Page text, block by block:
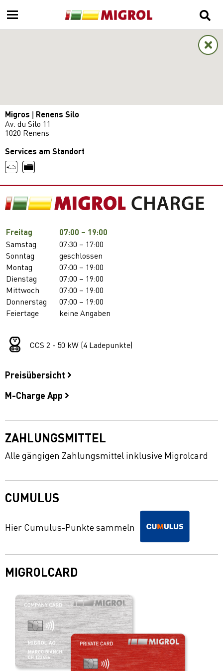
Migros | Renens Silo
Av. du Silo 11
1020 Renens
Services am Standort
Freitag 07:00 – 19:00
Samstag
07:30 – 17:00
Sonntag
geschlossen
Montag
07:00 – 19:00
Dienstag
07:00 – 19:00
Mittwoch
07:00 – 19:00
Donnerstag
07:00 – 19:00
Feiertage
keine Angaben
CCS 2 - 50 kW (4 Ladepunkte)
Preisübersicht
M-Charge App
ZAHLUNGSMITTEL
Alle gängigen Zahlungsmittel inklusive Migrolcard
CUMULUS
Hier Cumulus-Punkte sammeln
MIGROLCARD